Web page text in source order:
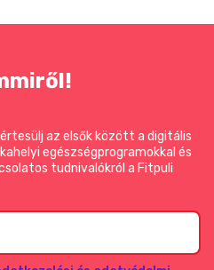
az elsők között a digitális
egészségprogramokkal és
tudnivalókról a Fitpuli